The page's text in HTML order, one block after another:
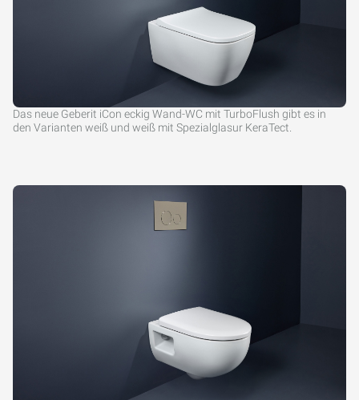
Das neue Geberit iCon eckig Wand-WC mit TurboFlush gibt es in
den Varianten weiß und weiß mit Spezialglasur KeraTect.